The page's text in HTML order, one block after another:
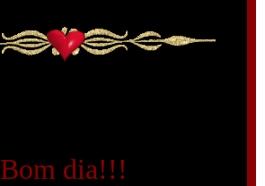
Bom dia!!!